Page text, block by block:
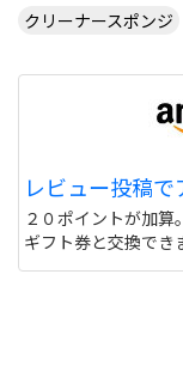
クリーナースポンジ
レビュー投稿
２０ポイントが加
ギフト券と交換でき